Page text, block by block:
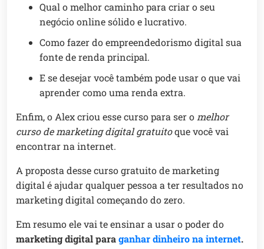
Qual o melhor caminho para criar o seu
negócio online sólido e lucrativo.
Como fazer do empreendedorismo digital sua
fonte de renda principal.
E se desejar você também pode usar o que vai
aprender como uma renda extra.
Enfim, o Alex criou esse curso para ser omelhor
curso de marketing digital gratuitoque você vai
encontrar na internet.
A proposta desse curso gratuito de marketing
digital é ajudar qualquer pessoa a ter resultados no
marketing digital começando do zero.
Em resumo ele vai te ensinar a usar o poder do
marketing digital paraganhar dinheiro na internet.